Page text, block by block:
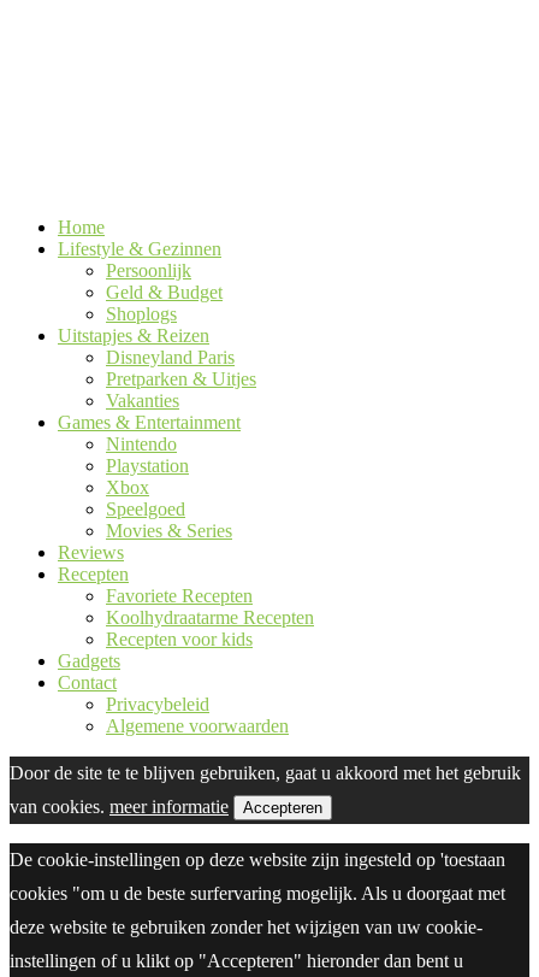
Home
Lifestyle & Gezinnen
Persoonlijk
Geld & Budget
Shoplogs
Uitstapjes & Reizen
Disneyland Paris
Pretparken & Uitjes
Vakanties
Games & Entertainment
Nintendo
Playstation
Xbox
Speelgoed
Movies & Series
Reviews
Recepten
Favoriete Recepten
Koolhydraatarme Recepten
Recepten voor kids
Gadgets
Contact
Privacybeleid
Algemene voorwaarden
Door de site te te blijven gebruiken, gaat u akkoord met het gebruik
van cookies. meer informatie Accepteren
De cookie-instellingen op deze website zijn ingesteld op 'toestaan
cookies "om u de beste surfervaring mogelijk. Als u doorgaat met
deze website te gebruiken zonder het wijzigen van uw cookie-
instellingen of u klikt op "Accepteren" hieronder dan bent u